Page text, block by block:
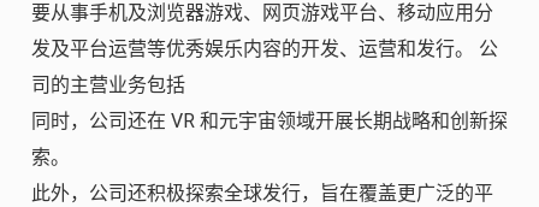
要从事手机及浏览器游戏、网页游戏平台、移动应用分
发及平台运营等优秀娱乐内容的开发、运营和发行。 公
司的主营业务包括
同时，公司还在 VR 和元宇宙领域开展长期战略和创新探
索。
此外，公司还积极探索全球发行，旨在覆盖更广泛的平